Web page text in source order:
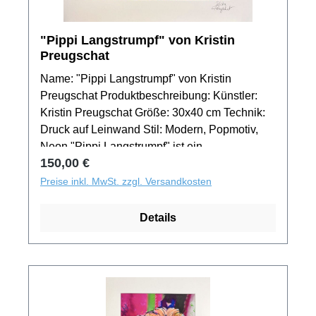
"Pippi Langstrumpf" von Kristin
Preugschat
Name: "Pippi Langstrumpf" von Kristin
Preugschat Produktbeschreibung: Künstler:
Kristin Preugschat Größe: 30x40 cm Technik:
Druck auf Leinwand Stil: Modern, Popmotiv,
Neon "Pippi Langstrumpf" ist ein
faszinierendes Werk von Kristin Preugschat,
das die Popikone mit vielfältigen Farben neu
Kindheitshelding, das jedem Raum ein
Individueller Einrahmungsservice: Wir bieten
eine individuell angepasste Rahmenauswahl
Geltung bringt. Lassen Sie sich von uns
Regulärer Preis:
150,00 €
Preise inkl. MwSt. zzgl. Versandkosten
Details